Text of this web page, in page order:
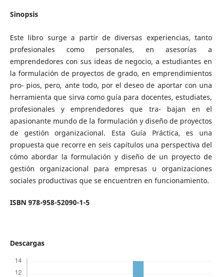
Sinopsis
Este libro surge a partir de diversas experiencias, tanto
profesionales como personales, en asesorías a
emprendedores con sus ideas de negocio, a estudiantes en
la formulación de proyectos de grado, en emprendimientos
pro- pios, pero, ante todo, por el deseo de aportar con una
herramienta que sirva como guía para docentes, estudiates,
profesionales y emprendedores que tra- bajan en el
apasionante mundo de la formulación y diseño de proyectos
de gestión organizacional. Esta Guía Práctica, es una
propuesta que recorre en seis capítulos una perspectiva del
cómo abordar la formulación y diseño de un proyecto de
gestión organizacional para empresas u organizaciones
sociales productivas que se encuentren en funcionamiento.
ISBN 978-958-52090-1-5
Descargas